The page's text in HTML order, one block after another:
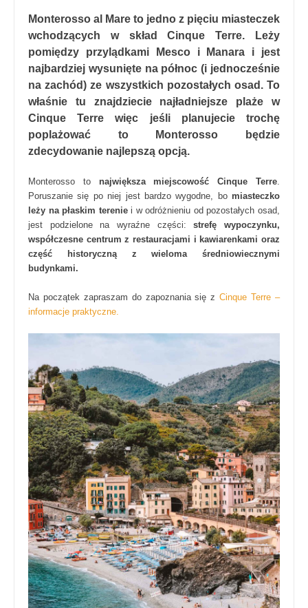
Monterosso al Mare to jedno z pięciu miasteczek
wchodzących w skład Cinque Terre. Leży
pomiędzy przylądkami Mesco i Manara i jest
najbardziej wysunięte na północ (i jednocześnie
na zachód) ze wszystkich pozostałych osad. To
właśnie tu znajdziecie najładniejsze plaże w
Cinque Terre więc jeśli planujecie trochę
poplażować to Monterosso będzie
zdecydowanie najlepszą opcją.
Monterosso to największa miejscowość Cinque Terre.
Poruszanie się po niej jest bardzo wygodne, bo miasteczko
leży na płaskim tereniei w odróżnieniu od pozostałych osad,
jest podzielone na wyraźne części:strefę wypoczynku,
współczesne centrum z restauracjami i kawiarenkami oraz
część historyczną z wieloma średniowiecznymi
budynkami.
Na początek zapraszam do zapoznania się zCinque Terre –
informacje praktyczne.